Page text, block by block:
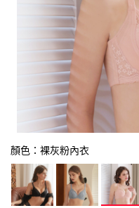
顏色：裸灰粉內衣